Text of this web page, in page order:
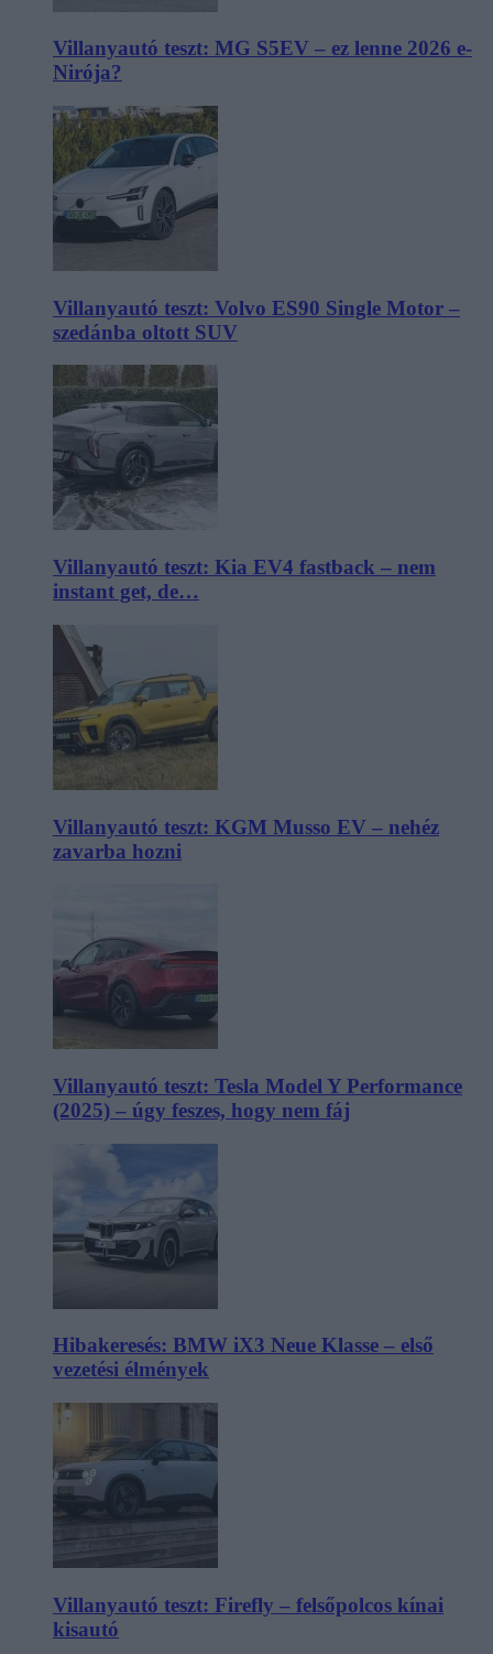
Villanyautó teszt: MG S5EV – ez lenne 2026 e-
Nirója?
Villanyautó teszt: Volvo ES90 Single Motor –
szedánba oltott SUV
Villanyautó teszt: Kia EV4 fastback – nem
instant get, de…
Villanyautó teszt: KGM Musso EV – nehéz
zavarba hozni
Villanyautó teszt: Tesla Model Y Performance
(2025) – úgy feszes, hogy nem fáj
Hibakeresés: BMW iX3 Neue Klasse – első
vezetési élmények
Villanyautó teszt: Firefly – felsőpolcos kínai
kisautó